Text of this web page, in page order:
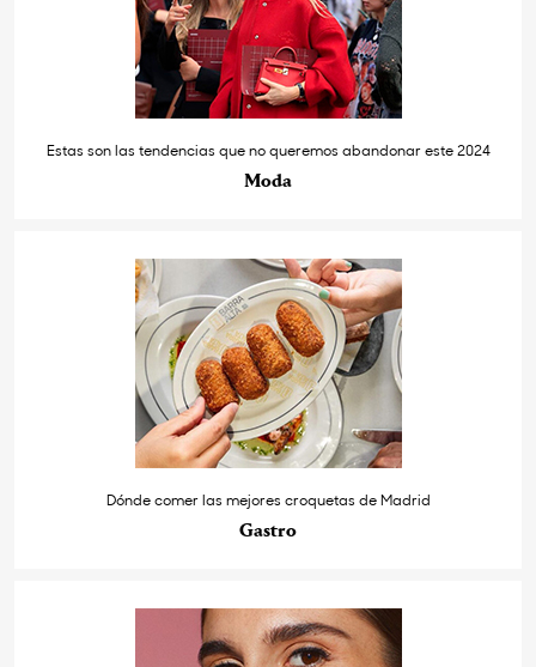
Estas son las tendencias que no queremos abandonar este 2024
Moda
Dónde comer las mejores croquetas de Madrid
Gastro